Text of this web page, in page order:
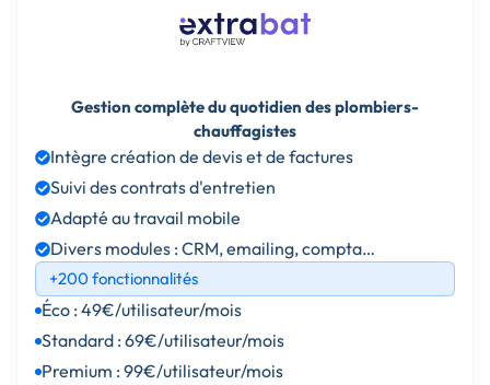
Gestion complète du quotidien des plombiers-
chauffagistes
Intègre création de devis et de factures
Suivi des contrats d'entretien
Adapté au travail mobile
Divers modules : CRM, emailing, compta…
+200 fonctionnalités
Éco : 49€/utilisateur/mois
Standard : 69€/utilisateur/mois
Premium : 99€/utilisateur/mois